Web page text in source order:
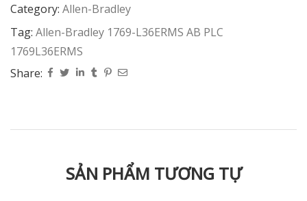
Category: Allen-Bradley
Tag: Allen-Bradley 1769-L36ERMS AB PLC
1769L36ERMS
Share:
SẢN PHẨM TƯƠNG TỰ